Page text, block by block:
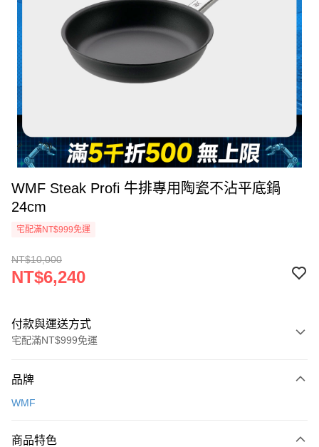
WMF Steak Profi 牛排專用陶瓷不沾平底鍋
24cm
宅配滿NT$999免運
NT$10,000
NT$6,240
付款與運送方式
宅配滿NT$999免運
信用卡一次付款
3 期 0 利率 每期
品牌
WMF
商品特色